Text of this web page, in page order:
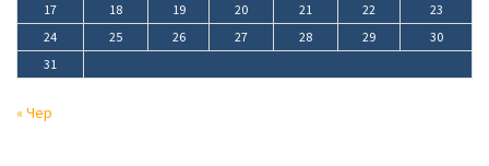
17
18 19 20 21 22
23
24
25 26 27 28 29
30
31
« Чер